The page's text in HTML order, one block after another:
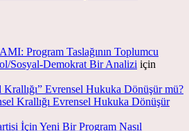
Program Taslağının Toplumcu
Sosyal-Demokrat Bir Analizi için
Krallığı” Evrensel Hukuka Dönüşür mü?
Krallığı Evrensel Hukuka Dönüşür
İçin Yeni Bir Program Nasıl